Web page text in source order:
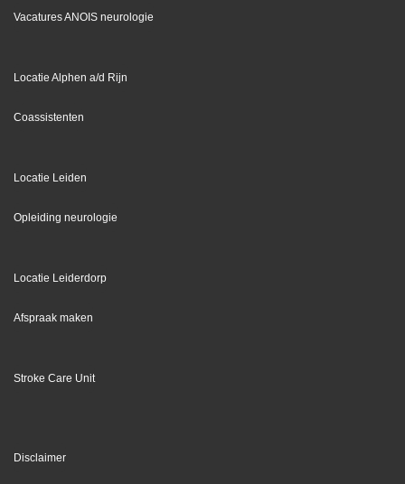
Vacatures ANOIS neurologie
Locatie Alphen a/d Rijn
Coassistenten
Locatie Leiden
Opleiding neurologie
Locatie Leiderdorp
Afspraak maken
Stroke Care Unit
Disclaimer